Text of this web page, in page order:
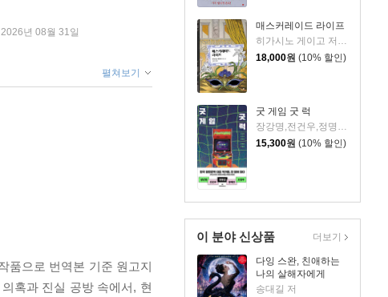
매스커레이드 라이프
18,000원 (10% 할인)
굿 게임 굿 럭
15,300원 (10% 할인)
이 분야 신상품
다잉 스완, 친애하는
나의 살해자에게
송대길 저
더보기
년 08월 31일
펼쳐보기
품으로 번역본 기준 원고지
혹과 진실 공방 속에서, 현